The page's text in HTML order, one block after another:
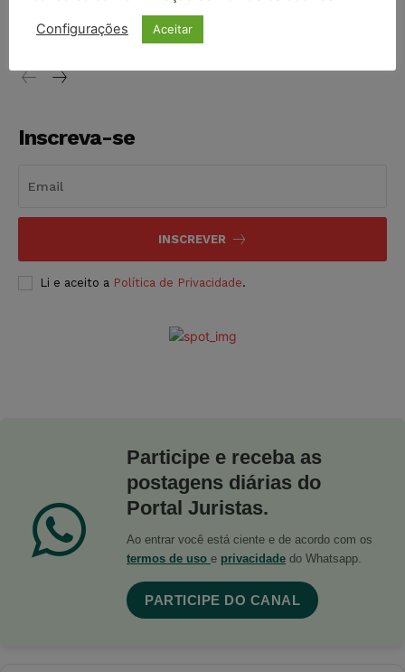
vendia canetas emagrecedoras no local de trabalho
NOTÍCIAS 07/08/2026
Inscreva-se
INSCREVER
Li e aceito a Política de Privacidade.
Participe e receba as
postagens diárias do
Portal Juristas.
Ao entrar você está ciente e de acordo com os
termos de uso e privacidade do Whatsapp.
PARTICIPE DO CANAL
Configurações Aceitar